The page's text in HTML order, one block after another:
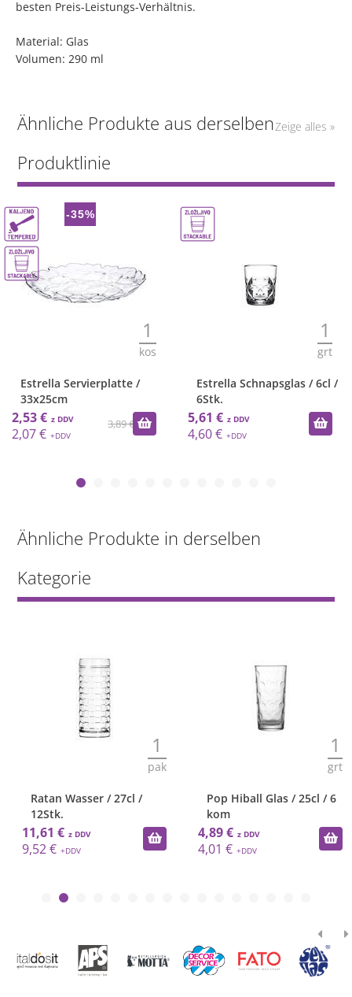
besten Preis-Leistungs-Verhältnis.
Material: Glas
Volumen: 290 ml
Ähnliche Produkte aus derselben
Produktlinie
Zeige alles »
-35%
1
kos
Estrella Servierplatte /
33x25cm
3,89 €
2,53 €
2,07 €
1
grt
Estrella Schnapsglas / 6cl /
6Stk.
5,61 €
4,60 €
Ähnliche Produkte in derselben
Kategorie
pak
Ratan Wasser / 27cl /
12Stk.
11,61 €
9,52 €
grt
Pop Hiball Glas / 25cl / 6
kom
4,89 €
4,01 €